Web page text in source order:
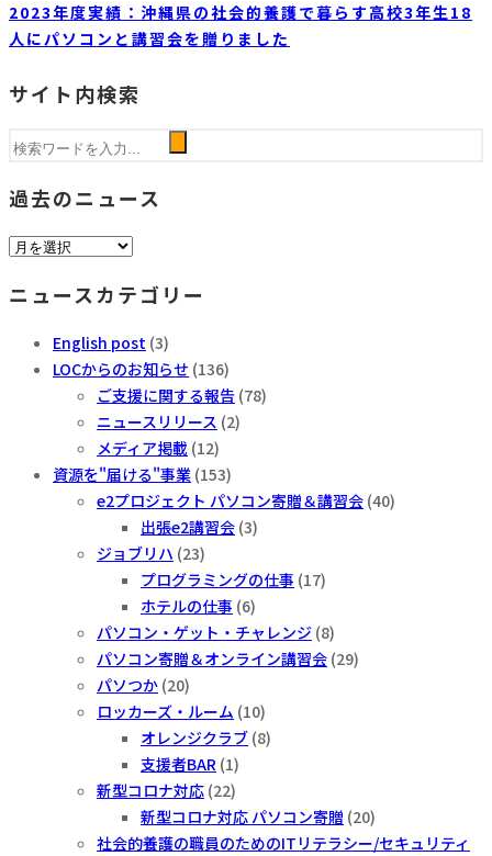
2023年度実績：沖縄県の社会的養護で暮らす高校3年生18
人にパソコンと講習会を贈りました
サイト内検索
過去のニュース
過
の
ニュースカテゴリー
English post (3)
LOCからのお知らせ (136)
ご支援に関する報告 (78)
ニュースリリース (2)
メディア掲載 (12)
資源を"届ける"事業 (153)
e2プロジェクト パソコン寄贈＆講習会 (40)
出張e2講習会 (3)
ジョブリハ (23)
プログラミングの仕事 (17)
ホテルの仕事 (6)
パソコン・ゲット・チャレンジ (8)
パソコン寄贈＆オンライン講習会 (29)
パソつか (20)
ロッカーズ・ルーム (10)
オレンジクラブ (8)
支援者BAR (1)
新型コロナ対応 (22)
新型コロナ対応 パソコン寄贈 (20)
社会的養護の職員のためのITリテラシー/セキュリティ